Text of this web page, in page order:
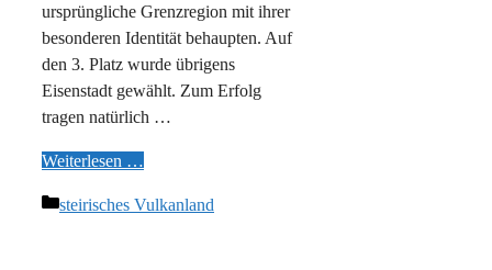
ursprüngliche Grenzregion mit ihrer
besonderen Identität behaupten. Auf
den 3. Platz wurde übrigens
Eisenstadt gewählt. Zum Erfolg
tragen natürlich …
Weiterlesen …
Kategorien
steirisches Vulkanland